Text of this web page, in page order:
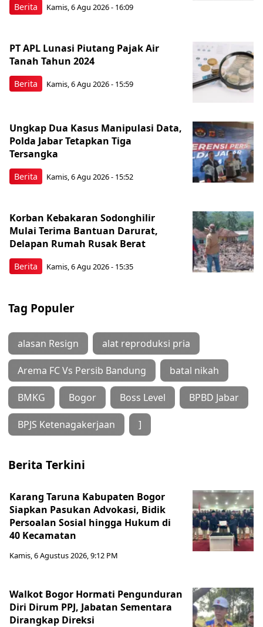
Berita Kamis, 6 Agu 2026 - 16:09
Berita
PT APL Lunasi Piutang Pajak Air
Tanah Tahun 2024
Kamis, 6 Agu 2026 - 15:59
Berita
Ungkap Dua Kasus Manipulasi Data,
Polda Jabar Tetapkan Tiga
Tersangka
Kamis, 6 Agu 2026 - 15:52
Berita
Korban Kebakaran Sodonghilir
Mulai Terima Bantuan Darurat,
Delapan Rumah Rusak Berat
Kamis, 6 Agu 2026 - 15:35
Tag Populer
alasan Resign alat reproduksi pria
Arema FC Vs Persib Bandung batal nikah
BMKG Bogor Boss Level BPBD Jabar
BPJS Ketenagakerjaan ]
Berita Terkini
Karang Taruna Kabupaten Bogor
Siapkan Pasukan Advokasi, Bidik
Persoalan Sosial hingga Hukum di
40 Kecamatan
Kamis, 6 Agustus 2026, 9:12 PM
Walkot Bogor Hormati Pengunduran
Diri Dirum PPJ, Jabatan Sementara
Dirangkap Direksi